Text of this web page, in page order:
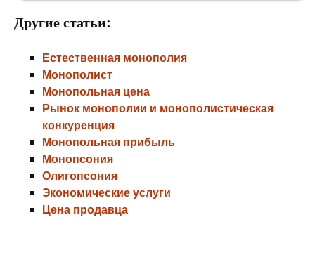
Другие статьи:
Естественная монополия
Монополист
Монопольная цена
Рынок монополии и монополистическая
конкуренция
Монопольная прибыль
Монопсония
Олигопсония
Экономические услуги
Цена продавца